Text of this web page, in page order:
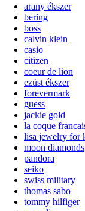
arany ékszer
bering
boss
calvin klein
casio
citizen
coeur de lion
ezüst ékszer
forevermark
guess
jackie gold
la coque
lisa jewelry for
moon diamonds
pandora
seiko
swiss military
thomas sabo
tommy hilfiger